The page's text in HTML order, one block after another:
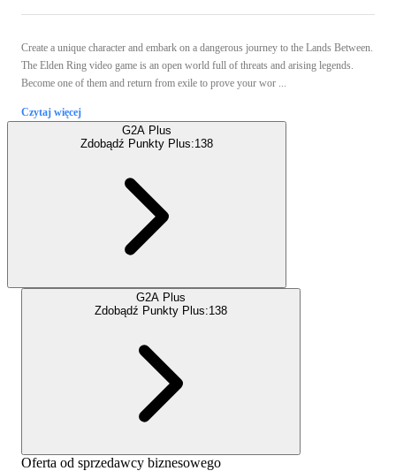
Create a unique character and embark on a dangerous journey to the Lands Between.
The Elden Ring video game is an open world full of threats and arising legends.
Become one of them and return from exile to prove your wor ...
Czytaj więcej
G2A Plus
Zdobądź Punkty Plus:138
G2A Plus
Zdobądź Punkty Plus:138
Oferta od sprzedawcy biznesowego